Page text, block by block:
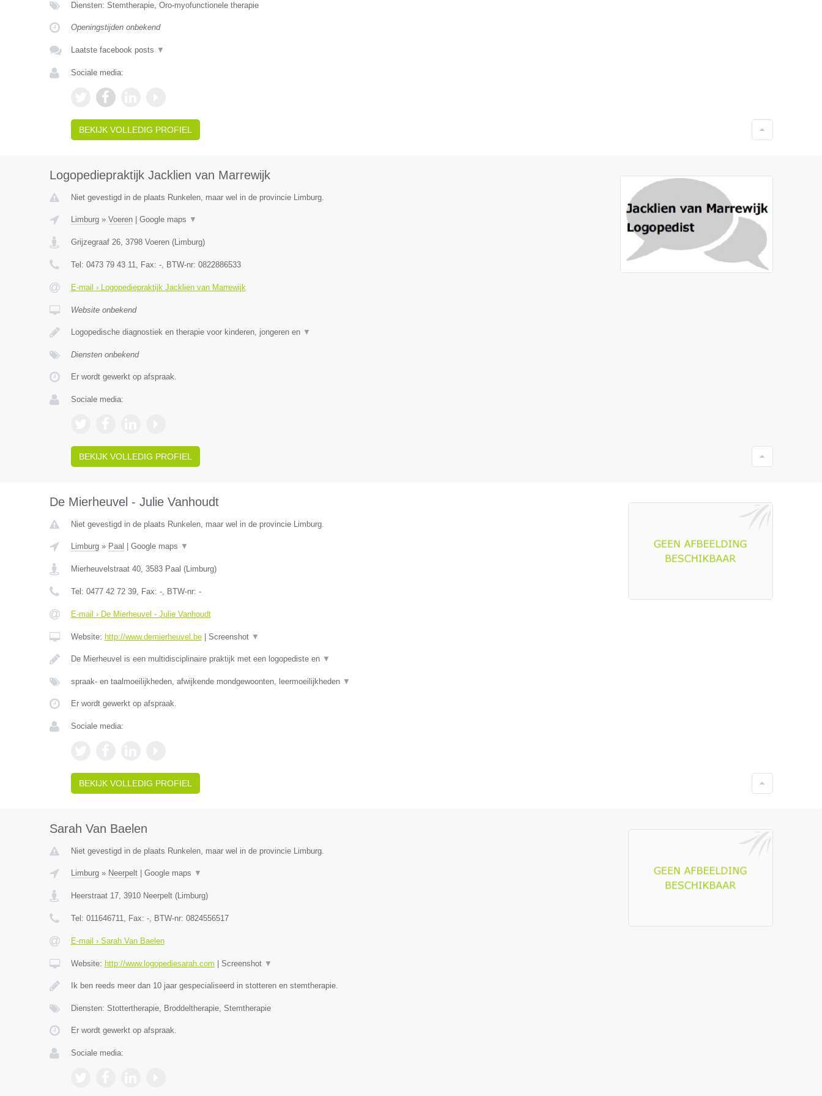
Diensten: Stemtherapie, Oro-myofunctionele therapie
Openingstijden onbekend
Laatste facebook posts ▼
Sociale media:
BEKIJK VOLLEDIG PROFIEL
Logopediepraktijk Jacklien van Marrewijk
Niet gevestigd in de plaats Runkelen, maar wel in de provincie Limburg.
Limburg» Voeren| Google maps ▼
Grijzegraaf 26, 3798 Voeren(Limburg)
Tel: 0473 79 43 11, Fax: -, BTW-nr: 0822886533
E-mail › Logopediepraktijk Jacklien van Marrewijk
Website onbekend
Logopedische diagnostiek en therapie voor kinderen, jongeren en ▼
Diensten onbekend
Er wordt gewerkt op afspraak.
Sociale media:
BEKIJK VOLLEDIG PROFIEL
De Mierheuvel - Julie Vanhoudt
Niet gevestigd in de plaats Runkelen, maar wel in de provincie Limburg.
Limburg» Paal Google maps ▼
Mierheuvelstraat 40, 3583 Paal (Limburg)
Tel: 0477 42 72 39, Fax: -, BTW-nr: -
E-mail › De Mierheuvel - Julie Vanhoudt
Website: http://www.demierheuvel.be| Screenshot ▼
De Mierheuvel is een multidisciplinaire praktijk met een logopediste en ▼
spraak- en taalmoeilijkheden, afwijkende mondgewoonten, leermoeilijkheden ▼
Er wordt gewerkt op afspraak.
Sociale media:
BEKIJK VOLLEDIG PROFIEL
Sarah Van Baelen
Niet gevestigd in de plaats Runkelen, maar wel in de provincie Limburg.
Limburg» Neerpelt| Google maps ▼
Heerstraat 17, 3910 Neerpelt(Limburg)
Tel: 011646711, Fax: -, BTW-nr: 0824556517
E-mail › Sarah Van Baelen
Website: http://www.logopediesarah.com Screenshot ▼
Ik ben reeds meer dan 10 jaar gespecialiseerd in stotteren en stemtherapie.
Diensten: Stottertherapie, Broddeltherapie, Stemtherapie
Er wordt gewerkt op afspraak.
Sociale media: